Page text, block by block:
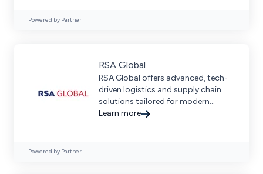
Powered by Partner
RSA Global
RSA Global offers advanced, tech-
driven logistics and supply chain
solutions tailored for modern
business needs.
Learn more
Powered by Partner